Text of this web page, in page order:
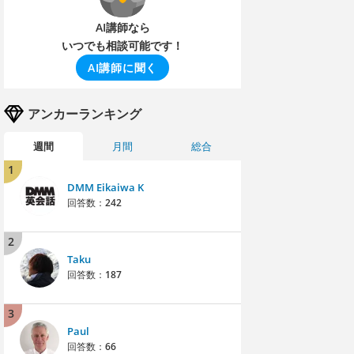
AI講師なら
いつでも相談可能です！
AI講師に聞く
アンカーランキング
週間 月間 総合
1
DMM Eikaiwa K
回答数： 242
2
Taku
回答数： 187
3
Paul
回答数： 66